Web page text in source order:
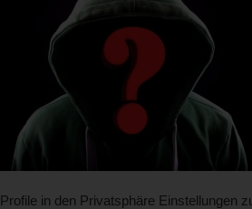
Profile in den Privatsphäre Einstellungen